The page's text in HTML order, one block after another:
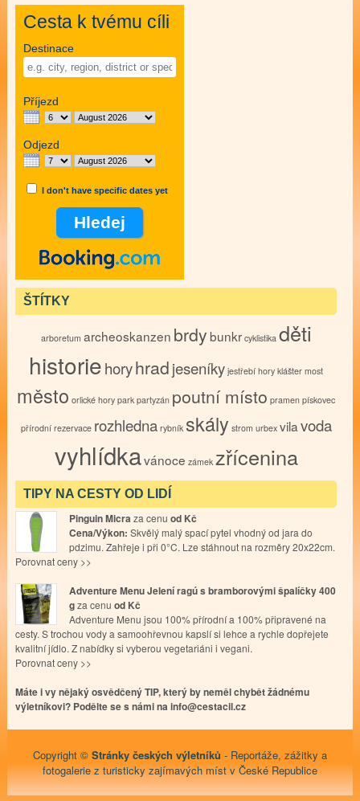
Cesta k tvému cíli
Destinace
Příjezd
Odjezd
I don't have specific dates yet
ŠTÍTKY
arboretum archeoskanzen brdybunkr cyklistika děti
historiehoryhradjeseníky jestřebí hory klášter most
město orlické hory park partyzán poutní místo pramen pískovec
přírodní rezervace rozhledna rybník skály strom urbex vilavoda
vyhlídkavánoce zámek zřícenina
TIPY NA CESTY OD LIDÍ
Pinguin Micraza cenu od Kč
Cena/Výkon: Skvělý malý spací pytel vhodný od jara do
pdzimu. Zahřeje i při 0°C. Lze stáhnout na rozměry 20x22cm.
Porovnat ceny >>
Adventure Menu Jelení ragú s bramborovými špalíčky 400
gza cenu od Kč
Adventure Menu jsou 100% přírodní a 100% připravené na
cesty. S trochou vody a samoohřevnou kapslí si lehce a rychle dopřejete
kvalitní jídlo. Z nabídky si vyberou vegetariáni i vegani.
Porovnat ceny >>
Máte i vy nějaký osvědčený TIP, který by neměl chybět žádnému
výletníkovi? Podělte se s námi na info@cestacil.cz
Copyright © Stránky českých výletníků - Reportáže, zážitky a
fotogalerie z turisticky zajímavých míst v České Republice